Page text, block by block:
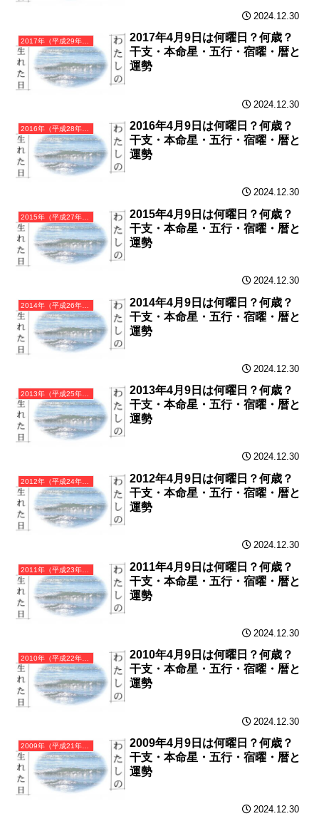
2024.12.30
2017年（平成29年）丁酉（ひのととり）・酉年（とり年）カレンダー（月曜はじまり）
2017年4月9日は何曜日？何歳？
干支・本命星・五行・宿曜・暦と
運勢
2024.12.30
2016年（平成28年）丙申（ひのえさる）・申年（さる年）カレンダー（月曜はじまり）
2016年4月9日は何曜日？何歳？
干支・本命星・五行・宿曜・暦と
運勢
2024.12.30
2015年（平成27年）乙未（きのとひつじ）・未年（ひつじ年）カレンダー（月曜はじまり）
2015年4月9日は何曜日？何歳？
干支・本命星・五行・宿曜・暦と
運勢
2024.12.30
2014年（平成26年）甲午（きのえうま）・午年（うま年）カレンダー（月曜はじまり）
2014年4月9日は何曜日？何歳？
干支・本命星・五行・宿曜・暦と
運勢
2024.12.30
2013年（平成25年）癸巳（みずのとみ）・巳年（へび年）カレンダー（月曜はじまり）
2013年4月9日は何曜日？何歳？
干支・本命星・五行・宿曜・暦と
運勢
2024.12.30
2012年（平成24年）壬辰（みずのえたつ）・辰年（たつ年）カレンダー（月曜はじまり）
2012年4月9日は何曜日？何歳？
干支・本命星・五行・宿曜・暦と
運勢
2024.12.30
2011年（平成23年）辛卯（かのとう）・卯年（うさぎ年）カレンダー（月曜はじまり）
2011年4月9日は何曜日？何歳？
干支・本命星・五行・宿曜・暦と
運勢
2024.12.30
2010年（平成22年）庚寅（かのえとら）・寅年（とら年）カレンダー（月曜はじまり）
2010年4月9日は何曜日？何歳？
干支・本命星・五行・宿曜・暦と
運勢
2024.12.30
2009年（平成21年）己丑（つちのとうし）・丑年（うし年）カレンダー（月曜はじまり）
2009年4月9日は何曜日？何歳？
干支・本命星・五行・宿曜・暦と
運勢
2024.12.30